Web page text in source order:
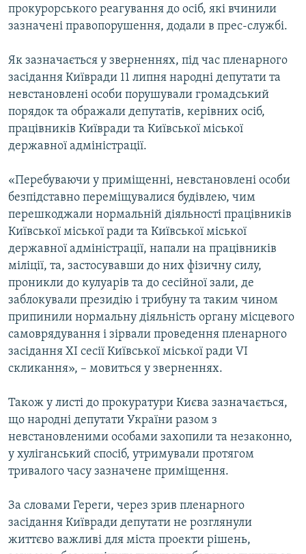
Усі сайти RFE/RL
прокурорського реагування до осіб, які вчинили
зазначені правопорушення, додали в прес-службі.
Як зазначається у зверненнях, під час пленарного
засідання Київради 11 липня народні депутати та
невстановлені особи порушували громадський
порядок та ображали депутатів, керівних осіб,
працівників Київради та Київської міської
державної адміністрації.
«Перебуваючи у приміщенні, невстановлені особи
безпідставно переміщувалися будівлею, чим
перешкоджали нормальній діяльності працівників
Київської міської ради та Київської міської
державної адміністрації, напали на працівників
міліції, та, застосувавши до них фізичну силу,
проникли до кулуарів та до сесійної зали, де
заблокували президію і трибуну та таким чином
припинили нормальну діяльність органу місцевого
самоврядування і зірвали проведення пленарного
засідання ХI сесії Київської міської ради VI
скликання», – мовиться у зверненнях.
Також у листі до прокуратури Києва зазначається,
що народні депутати України разом з
невстановленими особами захопили та незаконно,
у хуліганський спосіб, утримували протягом
тривалого часу зазначене приміщення.
За словами Гереги, через зрив пленарного
засідання Київради депутати не розглянули
життєво важливі для міста проекти рішень,